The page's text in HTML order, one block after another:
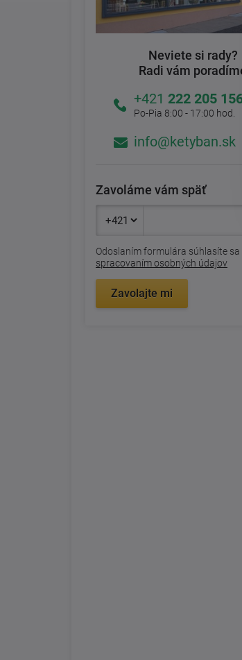
Neviete si rady?
Radi vám
+421 222 205
Po-Pia 8:00 - 17:00 hod.
info@ketyban.sk
Zavoláme vám späť
Odoslaním formulára súhlasíte sa
spracovaním osobných údajov
Zavolajte mi